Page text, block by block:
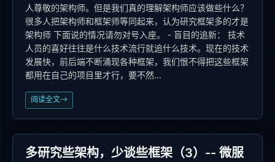
人尊敬的架构师。但是我们真的理解架构师应该做些什么？
很多人把架构师和框架师等同起来，认为研究框架多的才是
架构师 下面说的情况请勿对号入座。 - 盲目的追新： 技术
人员的喜好往往是什么技术流行就追什么技术。现在的技术
发展快，前后端不断涌现各种框架，我们恨不得把这些框架
都用在自己的项目里才行，要不然...
阅读全文
多研究些架构，少谈些框架（3）-- 微服